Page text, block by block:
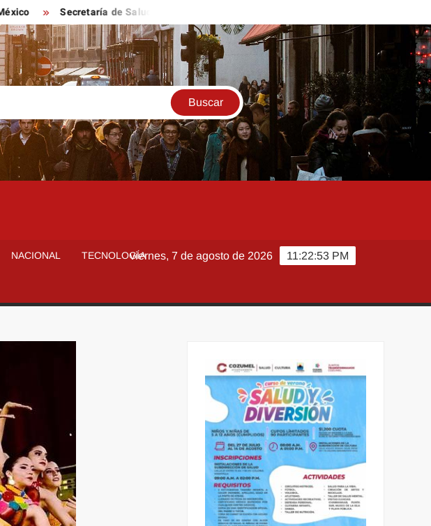
Secretaría de Salud descarta brote activo de ciclosporiasis en México y pide
NACIONAL TECNOLOGÍA 11:22:53 PM
viernes, 7 de agosto de 2026